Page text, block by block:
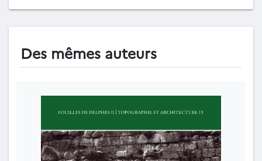
Des mêmes auteurs